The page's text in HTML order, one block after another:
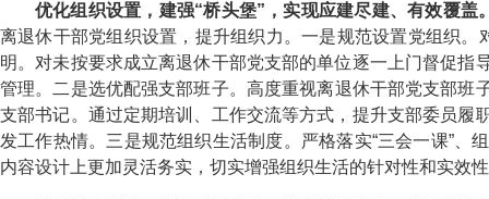
优化组织设置，建强“桥头堡”，实现应建尽建、有效覆盖
离退休干部党组织设置，提升组织力。一是规范设置党组织。
明。对未按要求成立离退休干部党支部的单位逐一上门督促
管理。 二是选优配强支部班子。 高度重视离退休干部党支部班
支部书记。通过定期培训、工作交流等方式，提升支部委员
发工作热情。 三是规范组织生活制度。 严格落实“三会一课”、
内容设计上更加灵活务实，切实增强组织生活的针对性和实效